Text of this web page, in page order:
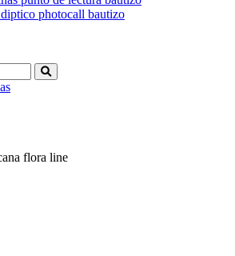
photocall bautizo
flora line